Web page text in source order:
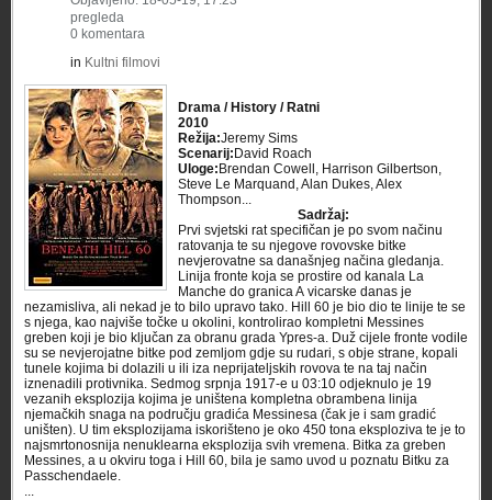
pregleda
0 komentara
in Kultni filmovi
Drama / History / Ratni
2010
Režija:Jeremy Sims
Scenarij: David Roach
Uloge: Brendan Cowell, Harrison Gilbertson,
Steve Le Marquand, Alan Dukes, Alex
Thompson...
Sadržaj:
Prvi svjetski rat specifičan je po svom načinu
ratovanja te su njegove rovovske bitke
nevjerovatne sa današnjeg načina gledanja.
Linija fronte koja se prostire od kanala La
Manche do granica A vicarske danas je
nezamisliva, ali nekad je to bilo upravo tako. Hill 60 je bio dio te linije te se
s njega, kao najviše točke u okolini, kontrolirao kompletni Messines
greben koji je bio ključan za obranu grada Ypres-a. Duž cijele fronte vodile
su se nevjerojatne bitke pod zemljom gdje su rudari, s obje strane, kopali
tunele kojima bi dolazili u ili iza neprijateljskih rovova te na taj način
iznenadili protivnika. Sedmog srpnja 1917-e u 03:10 odjeknulo je 19
vezanih eksplozija kojima je uništena kompletna obrambena linija
njemačkih snaga na području gradića Messinesa (čak je i sam gradić
uništen). U tim eksplozijama iskorišteno je oko 450 tona eksploziva te je to
najsmrtonosnija nenuklearna eksplozija svih vremena. Bitka za greben
Messines, a u okviru toga i Hill 60, bila je samo uvod u poznatu Bitku za
Passchendaele.
...